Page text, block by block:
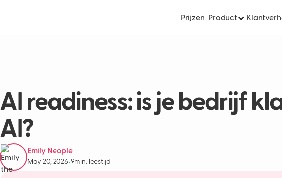
Prijzen Product
AI readiness: is je bedrijf
AI?
Emily Neople
May 20, 2026•9min. leestijd